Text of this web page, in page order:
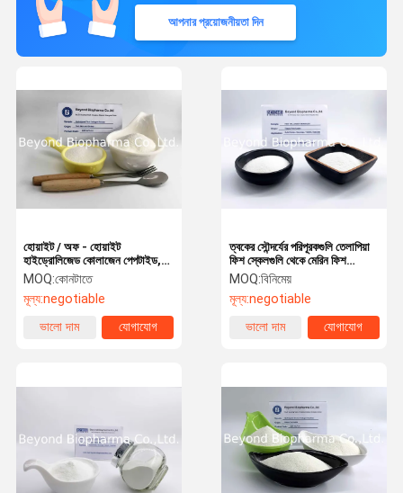
আপনার প্রয়োজনীয়তা দিন
ত্বকের সৌন্দর্যের পরিপূরকগুলি তেলাপিয়া
ফিশ স্কেলগুলি থেকে মেরিন ফিশ
কোলাজেন পেপটাইড পাউডার
MOQ:বিনিমেয়
মূল্য:negotiable
ভালো দাম
যোগাযোগ
হোয়াইট / অফ - হোয়াইট
হাইড্রোলিজেড কোলাজেন পেপটাইড,
ভাল ফ্লোবিলিটি কোলাজেন পেপটাইড
পাউডার
MOQ:কোনটাতে
মূল্য:negotiable
ভালো দাম
যোগাযোগ